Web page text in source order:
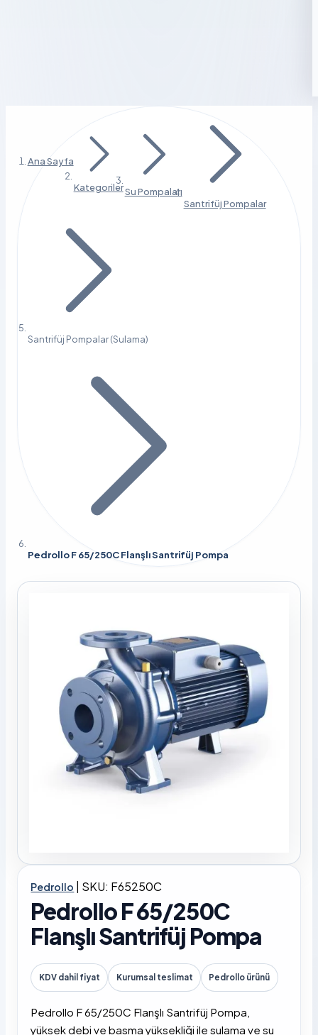
Ana Sayfa
KategorilerSu Pompaları
Santrifüj Pompalar
Santrifüj Pompalar (Sulama)
Pedrollo F 65/250C Flanşlı Santrifüj Pompa
Pedrollo | SKU: F65250C
Pedrollo F 65/250C
Flanşlı Santrifüj Pompa
KDV dahil fiyat Kurumsal teslimat Pedrollo ürünü
Pedrollo F 65/250C Flanşlı Santrifüj Pompa,
yüksek debi ve basma yüksekliği ile sulama ve su